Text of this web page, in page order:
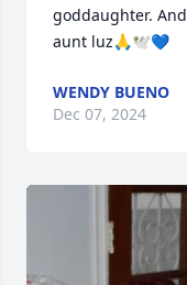
goddaughter.
aunt luz🙏🕊️💙
WENDY BUENO
Dec 07, 2024